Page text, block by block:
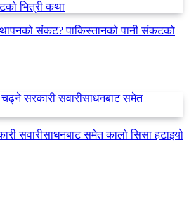
संकट? पाकिस्तानको पानी संकटको
सवारीसाधनबाट समेत कालो सिसा हटाइयो